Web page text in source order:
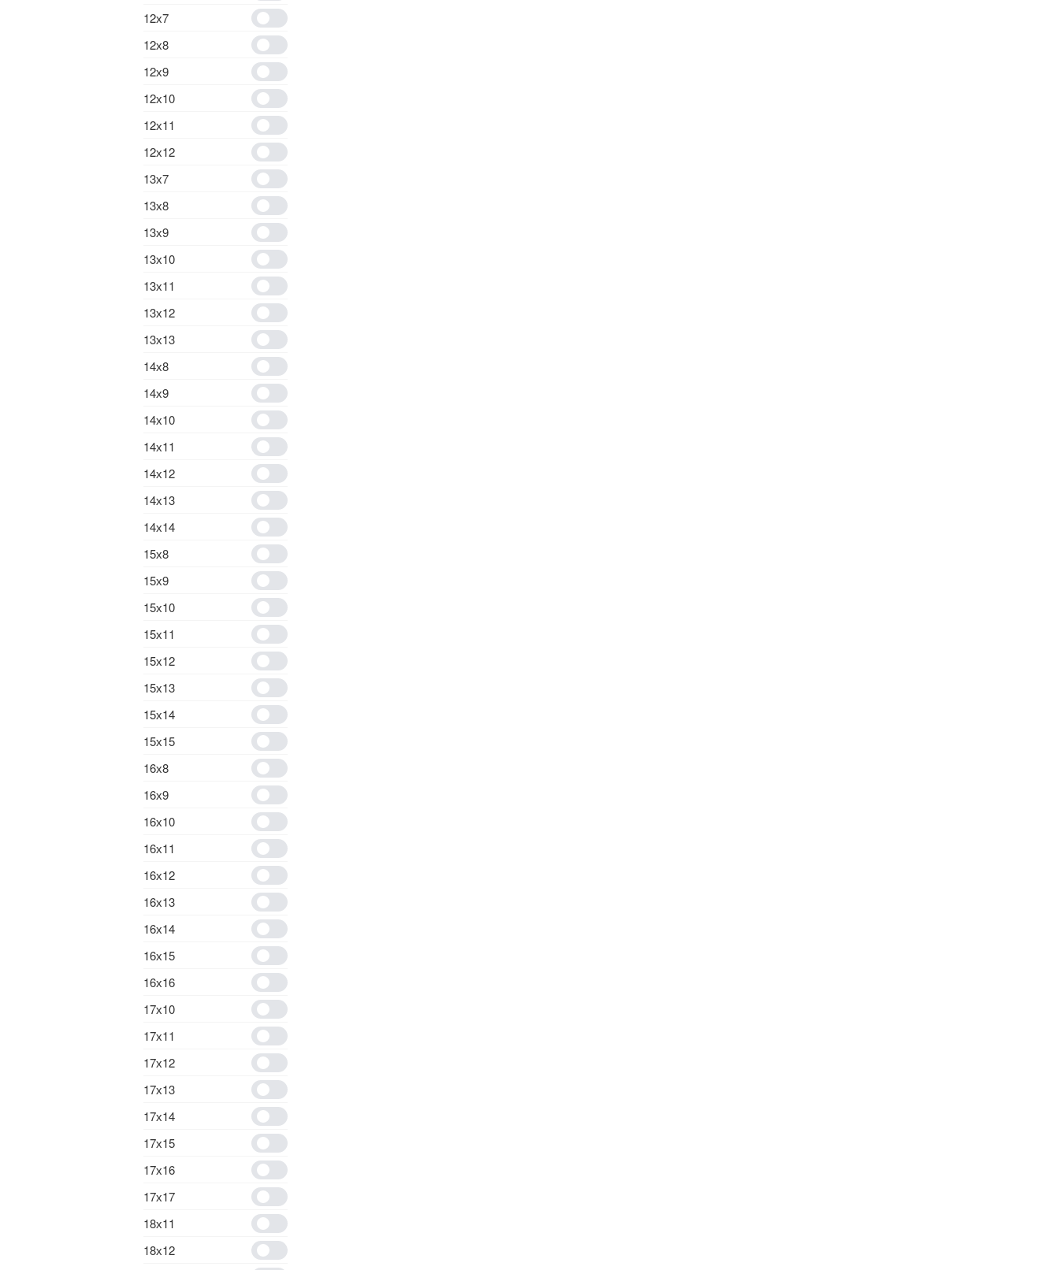
12х7
12х8
12х9
12х10
12х11
12х12
13х7
13х8
13х9
13х10
13х11
13х12
13х13
14х8
14х9
14х10
14х11
14х12
14х13
14х14
15х8
15х9
15х10
15х11
15х12
15х13
15х14
15х15
16х8
16х9
16х10
16х11
16х12
16х13
16х14
16х15
16х16
17х10
17х11
17х12
17х13
17х14
17х15
17х16
17х17
18х11
18х12